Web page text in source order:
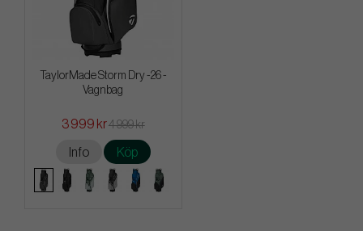
TaylorMade Storm Dry -26 -
Vagnbag
3 999 kr4 999 kr
Info Köp